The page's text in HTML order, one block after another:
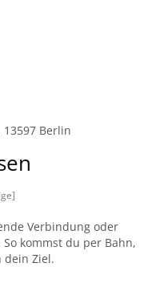
Berlin
Verbindung oder
kommst du per Bahn,
dein Ziel.